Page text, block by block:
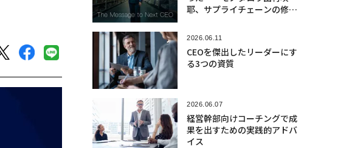
耶、サプライチェーンの修羅
2026.06.11
CEOを傑出したリーダーにす
る3つの資質
2026.06.07
経営幹部向けコーチングで成
果を出すための実践的アドバ
イス